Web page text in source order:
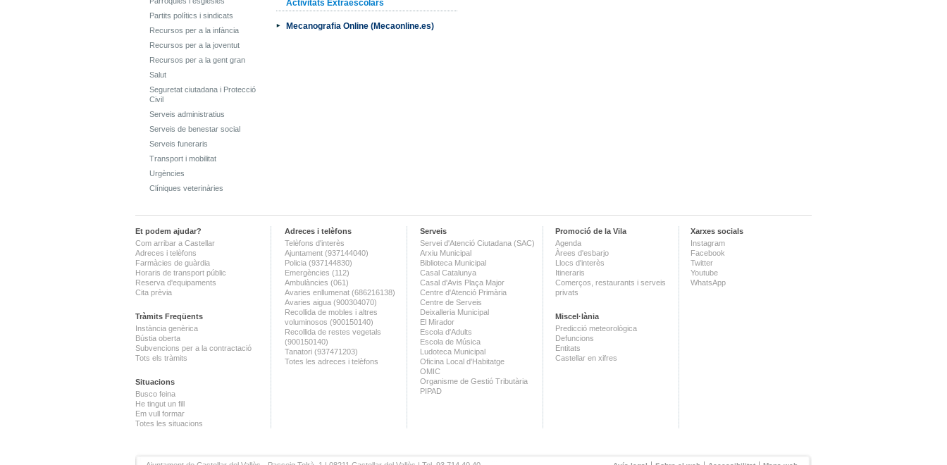
Partits polítics i sindicats
Recursos per a la infància
Recursos per a la joventut
Recursos per a la gent gran
Salut
Seguretat ciutadana i Protecció
Civil
Serveis administratius
Serveis de benestar social
Serveis funeraris
Transport i mobilitat
Urgències
Clíniques veterinàries
Activitats Extraescolars
Mecanografia Online (Mecaonline.es)
Et podem ajudar?
Com arribar a Castellar
Adreces i telèfons
Farmàcies de guàrdia
Horaris de transport públic
Reserva d'equipaments
Cita prèvia
Tràmits Freqüents
Instància genèrica
Bústia oberta
Subvencions per a la contractació
Tots els tràmits
Situacions
Busco feina
He tingut un fill
Em vull formar
Totes les situacions
Adreces i telèfons
Telèfons d'interès
Ajuntament (937144040)
Policia (937144830)
Emergències (112)
Ambulàncies (061)
Avaries enllumenat (686216138)
Avaries aigua (900304070)
Recollida de mobles i altres
voluminosos (900150140)
Recollida de restes vegetals
(900150140)
Tanatori (937471203)
Totes les adreces i telèfons
Serveis
Servei d'Atenció Ciutadana (SAC)
Arxiu Municipal
Biblioteca Municipal
Casal Catalunya
Casal d'Avis Plaça Major
Centre d'Atenció Primària
Centre de Serveis
Deixalleria Municipal
El Mirador
Escola d'Adults
Escola de Música
Ludoteca Municipal
Oficina Local d'Habitatge
OMIC
Organisme de Gestió Tributària
PIPAD
Promoció de la Vila
Agenda
Àrees d'esbarjo
Llocs d'interès
Itineraris
Comerços, restaurants i serveis
privats
Miscel·lània
Predicció meteorològica
Defuncions
Entitats
Castellar en xifres
Xarxes socials
Instagram
Facebook
Twitter
Youtube
WhatsApp